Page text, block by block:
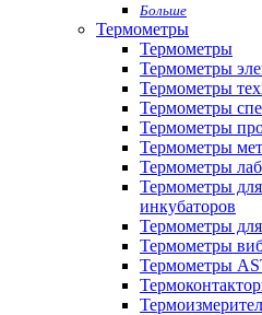
Больше
Термометры
Термометры
Термометры
Термометры
Термометры
Термометры
Термометры
Термометры
Термометры для
инкубаторов
Термометры
Термометры
Термометры